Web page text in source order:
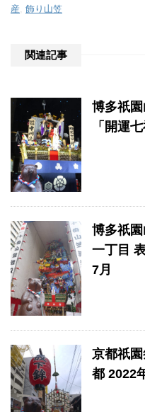
産 飾り山笠
関連記事
博多祇
「開運
博多祇
一丁目
7月
京都祇
都 2022